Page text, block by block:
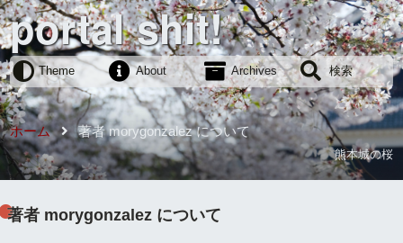
portal shit!
Theme About Archives 検索
ホーム 著者 morygonzalez について
熊本城の桜
著者 morygonzalez について